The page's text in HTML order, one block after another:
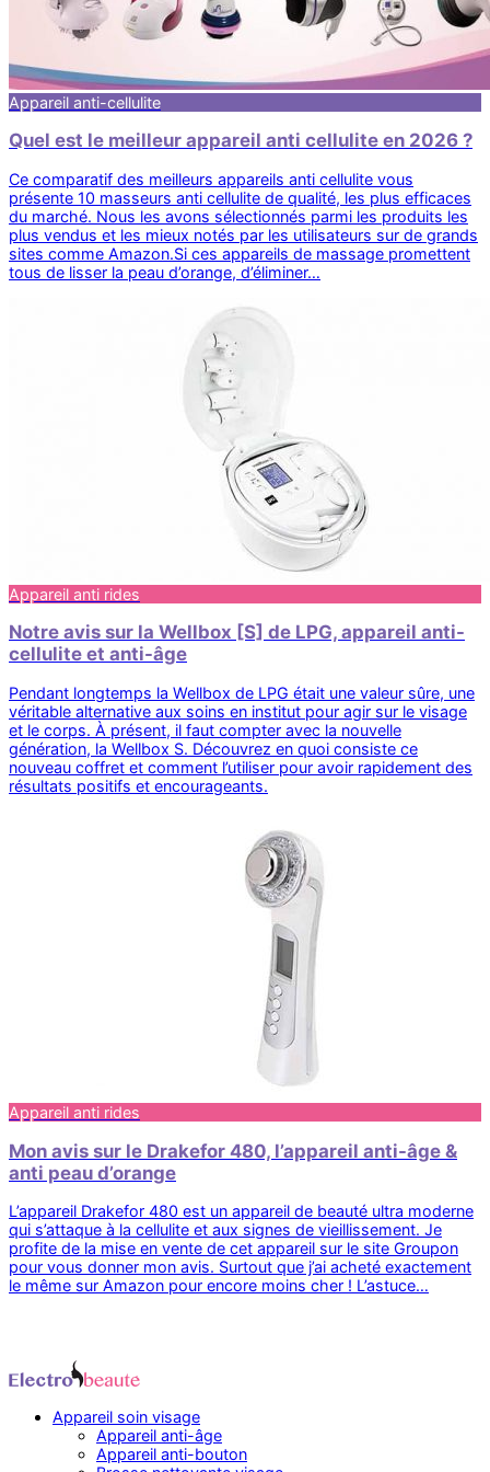
Appareil anti-cellulite
Quel est le meilleur appareil anti cellulite en 2026 ?
Ce comparatif des meilleurs appareils anti cellulite vous
présente 10 masseurs anti cellulite de qualité, les plus efficaces
du marché. Nous les avons sélectionnés parmi les produits les
plus vendus et les mieux notés par les utilisateurs sur de grands
sites comme Amazon.Si ces appareils de massage promettent
tous de lisser la peau d’orange, d’éliminer…
Appareil anti rides
Notre avis sur la Wellbox [S] de LPG, appareil anti-
cellulite et anti-âge
Pendant longtemps la Wellbox de LPG était une valeur sûre, une
véritable alternative aux soins en institut pour agir sur le visage
et le corps. À présent, il faut compter avec la nouvelle
génération, la Wellbox S. Découvrez en quoi consiste ce
nouveau coffret et comment l’utiliser pour avoir rapidement des
résultats positifs et encourageants.
Appareil anti rides
Mon avis sur le Drakefor 480, l’appareil anti-âge &
anti peau d’orange
L’appareil Drakefor 480 est un appareil de beauté ultra moderne
qui s’attaque à la cellulite et aux signes de vieillissement. Je
profite de la mise en vente de cet appareil sur le site Groupon
pour vous donner mon avis. Surtout que j’ai acheté exactement
le même sur Amazon pour encore moins cher ! L’astuce…
Appareil soin visage
Appareil anti-âge
Appareil anti-bouton